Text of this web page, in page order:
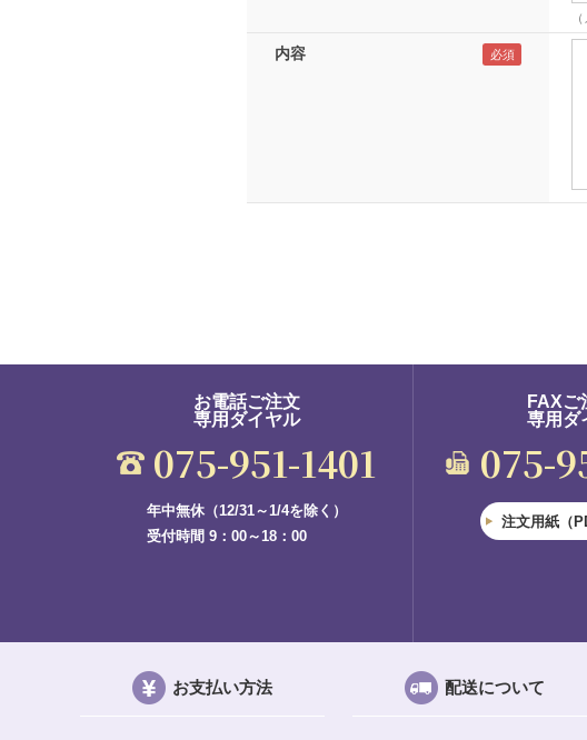
内容
お電話ご注文
専用ダイヤル
075-951-1401
年中無休（12/31～1/4を除く）
受付時間 9：00～18：00
FAXご
専用ダ
075-
注文用紙（
お支払い方法 配送について